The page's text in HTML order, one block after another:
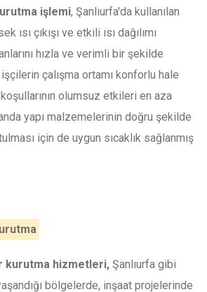
işlemi, Şanlıurfa'da kullanılan
ısı çıkışı ve etkili ısı dağılımı
hızla ve verimli bir şekilde
çalışma ortamı konforlu hale
olumsuz etkileri en aza
yapı malzemelerinin doğru şekilde
için de uygun sıcaklık sağlanmış
kurutma hizmetleri, Şanlıurfa gibi
bölgelerde, inşaat projelerinde